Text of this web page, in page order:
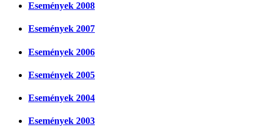
Események 2008
Események 2007
Események 2006
Események 2005
Események 2004
Események 2003